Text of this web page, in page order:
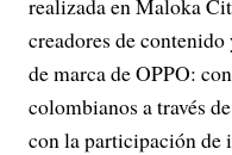
realizada en Maloka
creadores de
de marca de OPPO:
colombianos a través
con la participación de